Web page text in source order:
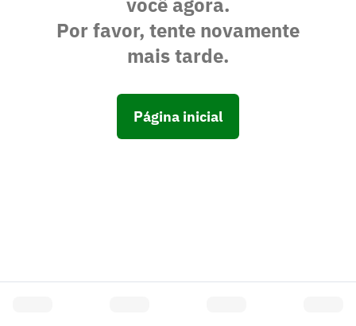
Por favor, tente novamente
mais tarde.
Página inicial